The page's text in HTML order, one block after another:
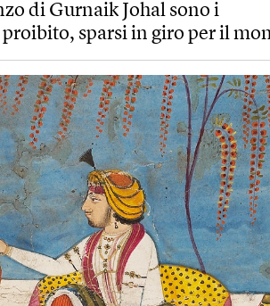
di Gurnaik Johal sono i
sparsi in giro per il